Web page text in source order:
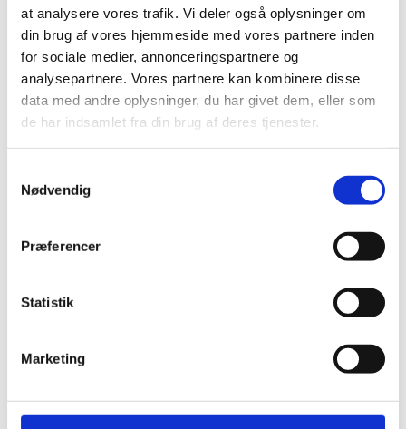
at analysere vores trafik. Vi deler også oplysninger om
din brug af vores hjemmeside med vores partnere inden
for sociale medier, annonceringspartnere og
analysepartnere. Vores partnere kan kombinere disse
data med andre oplysninger, du har givet dem, eller som
de har indsamlet fra din brug af deres tjenester.
Nødvendig
Præferencer
Statistik
Marketing